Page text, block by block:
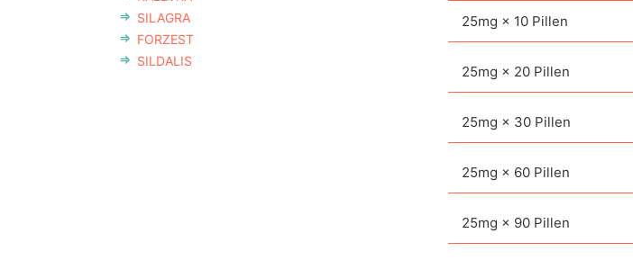
SILAGRA
FORZEST
SILDALIS
25mg × 10 Pillen
25mg × 20 Pillen
25mg × 30 Pillen
25mg × 60 Pillen
25mg × 90 Pillen